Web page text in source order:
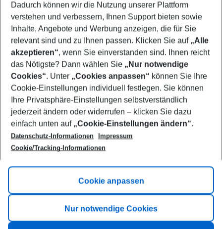
Who will travel
2 adults No children
Show more filter
Footer
Footer navigation
Title A
Link A
Dadurch können wir die Nutzung unserer Plattform
verstehen und verbessern, Ihnen Support bieten sowie
Inhalte, Angebote und Werbung anzeigen, die für Sie
relevant sind und zu Ihnen passen. Klicken Sie auf „Alle
akzeptieren“, wenn Sie einverstanden sind. Ihnen reicht
das Nötigste? Dann wählen Sie „Nur notwendige
Cookies“. Unter „Cookies anpassen“ können Sie Ihre
Cookie-Einstellungen individuell festlegen. Sie können
Ihre Privatsphäre-Einstellungen selbstverständlich
jederzeit ändern oder widerrufen – klicken Sie dazu
einfach unten auf „Cookie-Einstellungen ändern“.
Datenschutz-Informationen
Impressum
Cookie/Tracking-Informationen
Cookie anpassen
Nur notwendige Cookies